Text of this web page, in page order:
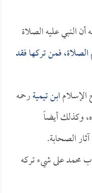
أن النبي عليه الصلاة
الصلاة، فمن تركها فقد
ابن تيميةرحمه
وكذلك أيضاً
الصحابة.
محمد على شيء تركه